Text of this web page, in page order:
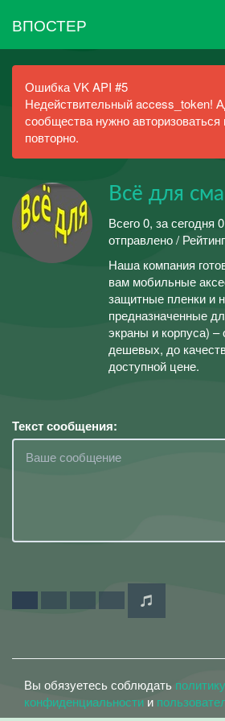
ВПОСТЕР
Ошибка VK API #5
Недействительный access_token!
сообщества нужно авторизоваться
повторно.
Всё для
Всего 0, за сегодня
отправлено /
Наша компания
вам мобильные
защитные пленки и
предназначенные
экраны и корпуса) –
дешевых, до
доступной цене.
Текст сообщения:
Вы обязуетесь соблюдать политику
конфиденциальности и